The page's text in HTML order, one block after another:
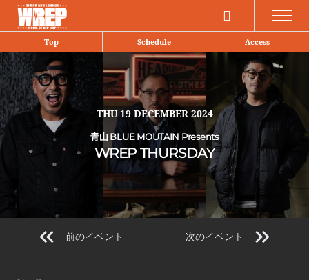
Top Schedule Access
Share
THU 19 DECEMBER 2024
青山 BLUE MOUTAIN Presents
WREP THURSDAY
前のイベント 次のイベント